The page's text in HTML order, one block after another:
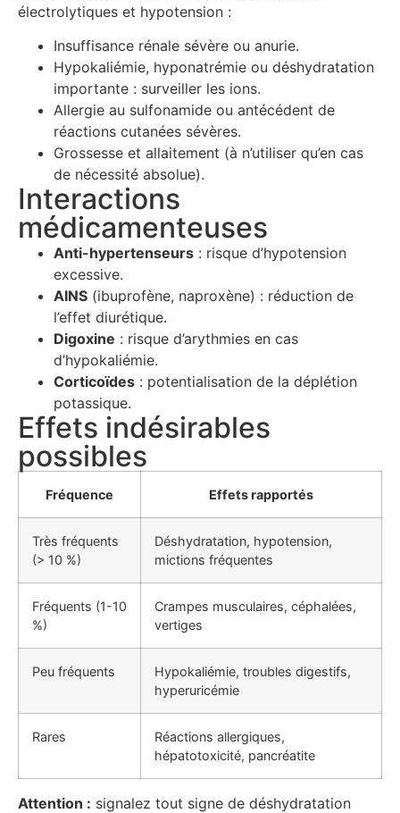
électrolytiques et hypotension :
Insuffisance rénale sévère ou anurie.
Hypokaliémie, hyponatrémie ou déshydratation
importante : surveiller les ions.
Allergie au sulfonamide ou antécédent de
réactions cutanées sévères.
Grossesse et allaitement (à n’utiliser qu’en cas
de nécessité absolue).
Interactions
médicamenteuses
Anti-hypertenseurs : risque d’hypotension
excessive.
AINS (ibuprofène, naproxène) : réduction de
l’effet diurétique.
Digoxine : risque d’arythmies en cas
d’hypokaliémie.
Corticoïdes : potentialisation de la déplétion
potassique.
Effets indésirables
possibles
Fréquence Effets rapportés
Très fréquents
(> 10 %)
Déshydratation, hypotension,
mictions fréquentes
Fréquents (1-10
%)
Crampes musculaires, céphalées,
vertiges
Peu fréquents
Hypokaliémie, troubles digestifs,
hyperuricémie
Rares
Réactions allergiques,
hépatotoxicité, pancréatite
Attention : signalez tout signe de déshydratation